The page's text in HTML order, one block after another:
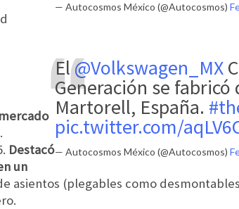
— Autocosmos México (@Autocosmos)
El@Volkswagen_MX
Generación se fabricó
Martorell, España.
pic.twitter.com/
— Autocosmos México (@Autocosmos)
Destacó
un
asientos (plegables como